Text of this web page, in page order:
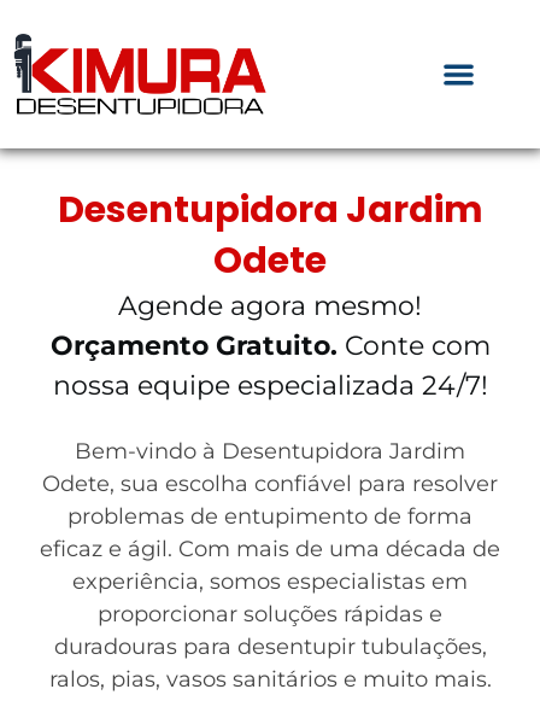
Desentupidora Jardim
Odete
Agende agora mesmo!
Orçamento Gratuito. Conte com
nossa equipe especializada 24/7!
Bem-vindo à Desentupidora Jardim
Odete, sua escolha confiável para resolver
problemas de entupimento de forma
eficaz e ágil. Com mais de uma década de
experiência, somos especialistas em
proporcionar soluções rápidas e
duradouras para desentupir tubulações,
ralos, pias, vasos sanitários e muito mais.